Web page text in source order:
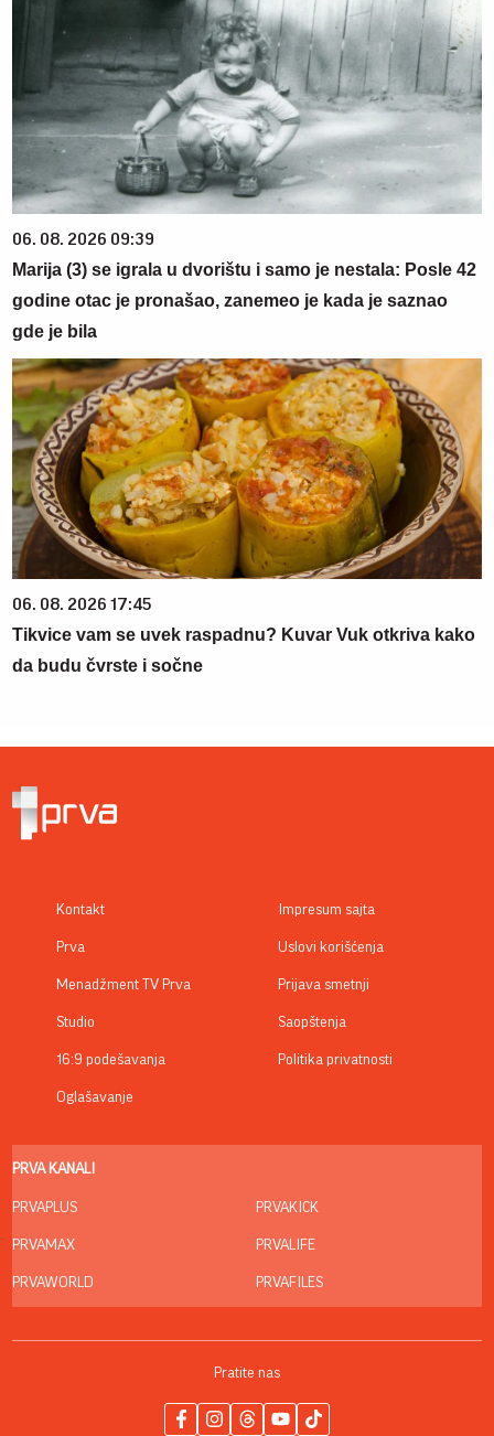
06. 08. 2026 09:39
Marija (3) se igrala u dvorištu i samo je nestala: Posle 42
godine otac je pronašao, zanemeo je kada je saznao
gde je bila
06. 08. 2026 17:45
Tikvice vam se uvek raspadnu? Kuvar Vuk otkriva kako
da budu čvrste i sočne
Kontakt
Prva
Menadžment TV Prva
Studio
16:9 podešavanja
Oglašavanje
Impresum sajta
Uslovi korišćenja
Prijava smetnji
Saopštenja
Politika privatnosti
PRVA KANALI
PRVAPLUS
PRVAMAX
PRVAWORLD
PRVAKICK
PRVALIFE
PRVAFILES
Pratite nas